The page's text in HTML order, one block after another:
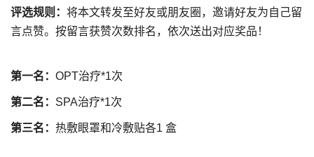
评选规则： 将本文转发至好友或朋友圈，邀请好友为自己留
言点赞。按留言获赞次数排名，依次送出对应奖品！
第一名： OPT治疗*1次
第二名： SPA治疗*1次
第三名： 热敷眼罩和冷敷贴各1 盒